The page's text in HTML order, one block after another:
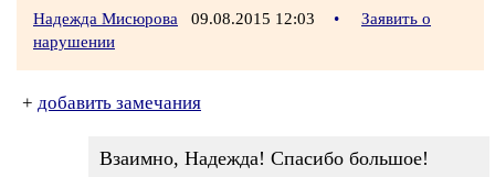
Надежда Мисюрова 09.08.2015 12:03 •
Заявить о
нарушении
+ добавить замечания
Взаимно, Надежда! Спасибо большое!